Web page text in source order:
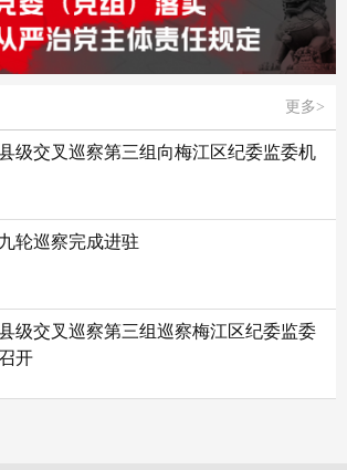
更多>
级交叉巡察第三组向梅江区纪委监委机
轮巡察完成进驻
级交叉巡察第三组巡察梅江区纪委监委
开